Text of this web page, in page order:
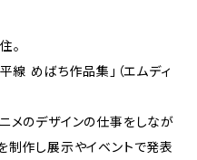
。
めばち作品集」（エムディ
メのデザインの仕事をしなが
制作し展示やイベントで発表